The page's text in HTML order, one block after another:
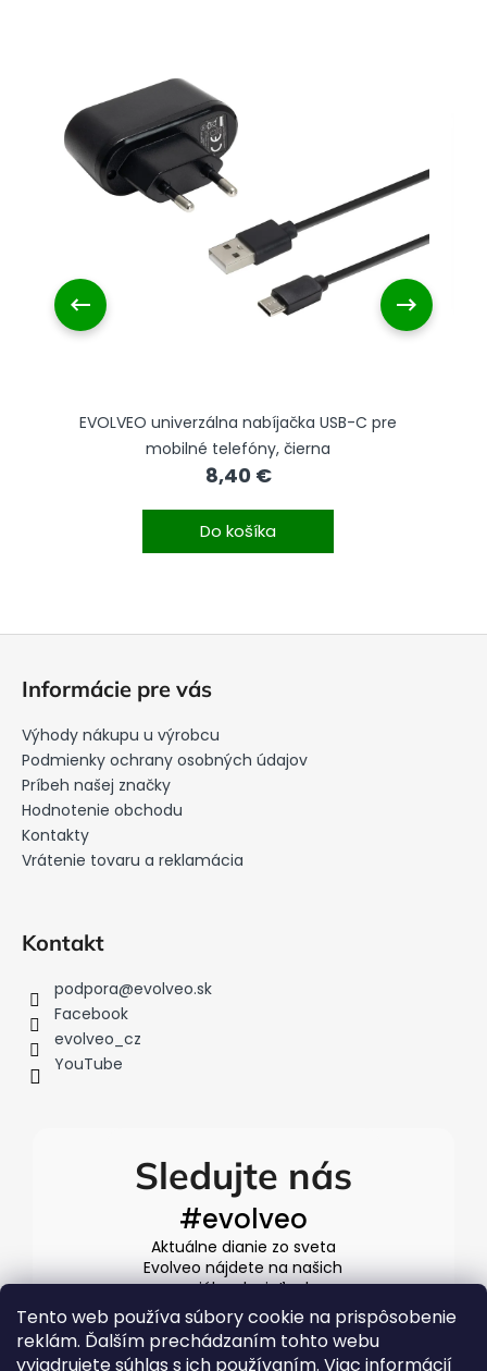
Tento web používa súbory cookie na prispôsobenie
reklám. Ďalším prechádzaním tohto webu
vyjadrujete súhlas s ich používaním. Viac informácií
EVOLVEO univerzálna nabíjačka USB-C pre
mobilné telefóny, čierna
8,40 €
Do košíka
Informácie pre vás
Výhody nákupu u výrobcu
Podmienky ochrany osobných údajov
Príbeh našej značky
Hodnotenie obchodu
Kontakty
Vrátenie tovaru a reklamácia
Kontakt
podpora@evolveo.sk
Facebook
evolveo_cz
YouTube
Sledujte nás
#evolveo
Aktuálne dianie zo sveta
Evolveo nájdete na našich
sociálnych sieťach